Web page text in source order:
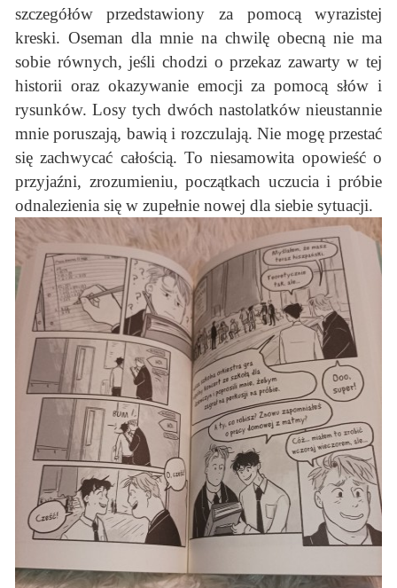
szczegółów przedstawiony za pomocą wyrazistej
kreski. Oseman dla mnie na chwilę obecną nie ma
sobie równych, jeśli chodzi o przekaz zawarty w tej
historii oraz okazywanie emocji za pomocą słów i
rysunków. Losy tych dwóch nastolatków nieustannie
mnie poruszają, bawią i rozczulają. Nie mogę przestać
się zachwycać całością. To niesamowita opowieść o
przyjaźni, zrozumieniu, początkach uczucia i próbie
odnalezienia się w zupełnie nowej dla siebie sytuacji.